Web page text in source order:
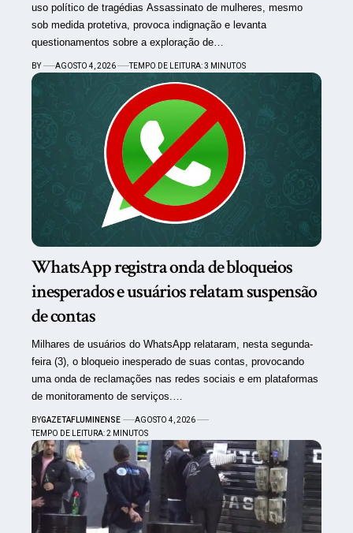
uso político de tragédias Assassinato de mulheres, mesmo
sob medida protetiva, provoca indignação e levanta
questionamentos sobre a exploração de…
BY AGOSTO 4, 2026 TEMPO DE LEITURA: 3 MINUTOS
WhatsApp registra onda de bloqueios
inesperados e usuários relatam suspensão
de contas
Milhares de usuários do WhatsApp relataram, nesta segunda-
feira (3), o bloqueio inesperado de suas contas, provocando
uma onda de reclamações nas redes sociais e em plataformas
de monitoramento de serviços.…
BYGAZETAFLUMINENSE
AGOSTO 4, 2026
TEMPO DE LEITURA: 2 MINUTOS